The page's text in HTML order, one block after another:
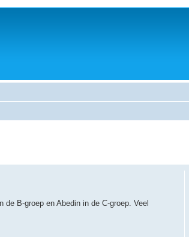
B-groep en Abedin in de C-groep. Veel